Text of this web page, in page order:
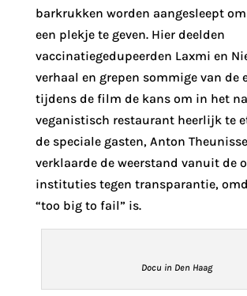
barkrukken worden aangesleept
een plekje te geven. Hier deelden
vaccinatiegedupeerden Laxmi en
verhaal en grepen sommige van de
tijdens de film de kans om in het
veganistisch restaurant heerlijk te
de speciale gasten, Anton
verklaarde de weerstand vanuit de
instituties tegen transparantie,
“too big to fail” is.
Docu in Den Haag